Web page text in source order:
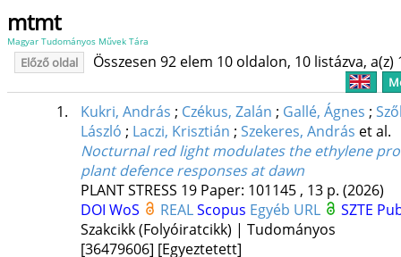
mtmt
Magyar Tudományos Művek Tára
Előző oldal Összesen 92 elem 10 oldalon, 10 listázva,
1. Kukri, András ; Czékus, Zalán ; Gallé, Ágnes ;
László ; Laczi, Krisztián ; Szekeres, András et al.
Nocturnal red light modulates the ethylene
plant defence responses at dawn
PLANT STRESS 19 Paper: 101145 , 13 p. (2026)
DOI WoS REALScopus Egyéb URL
SZTE
Szakcikk (Folyóiratcikk) | Tudományos
[36479606] [Egyeztetett]